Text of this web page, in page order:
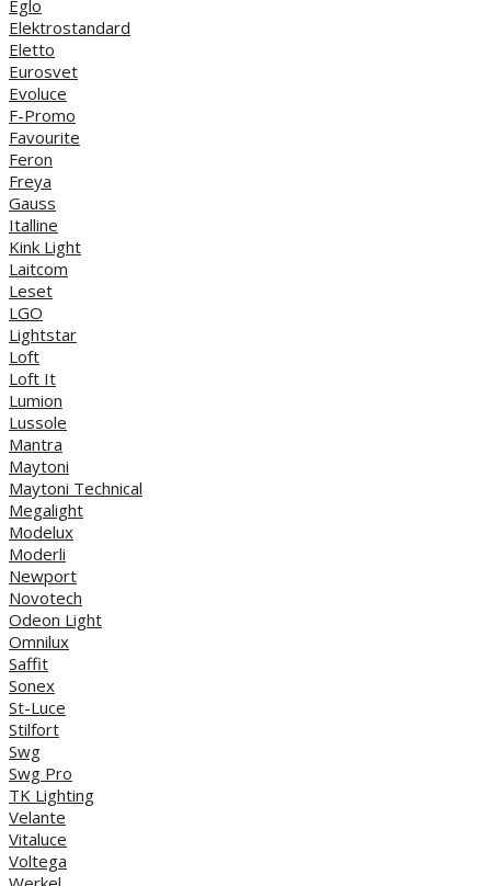
Eglo
Elektrostandard
Eletto
Eurosvet
Evoluce
F-Promo
Favourite
Feron
Freya
Gauss
Italline
Kink Light
Laitcom
Leset
LGO
Lightstar
Loft
Loft It
Lumion
Lussole
Mantra
Maytoni
Maytoni Technical
Megalight
Modelux
Moderli
Newport
Novotech
Odeon Light
Omnilux
Saffit
Sonex
St-Luce
Stilfort
Swg
Swg Pro
TK Lighting
Velante
Vitaluce
Voltega